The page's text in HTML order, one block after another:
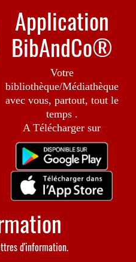
Application
BibAndCo®
Votre
bibliothèque/Médiathèque
avec vous, partout, tout le
temps .
A Télécharger sur
d'information.